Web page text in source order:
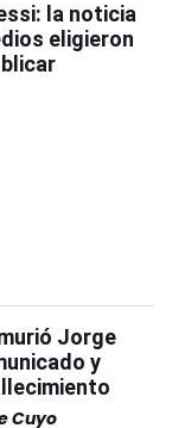
la noticia
eligieron
Jorge
y
Cuyo